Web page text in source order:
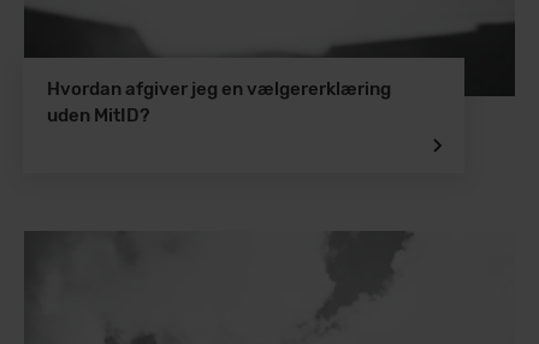
Hvordan afgiver jeg en vælgererklæring
uden MitID?